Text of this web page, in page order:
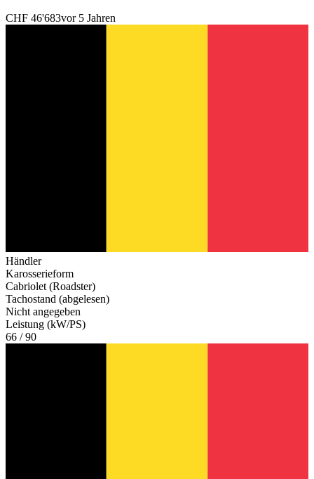
CHF 46'683vor 5 Jahren
Händler
Karosserieform
Cabriolet (Roadster)
Tachostand (abgelesen)
Nicht angegeben
Leistung (kW/PS)
66 / 90